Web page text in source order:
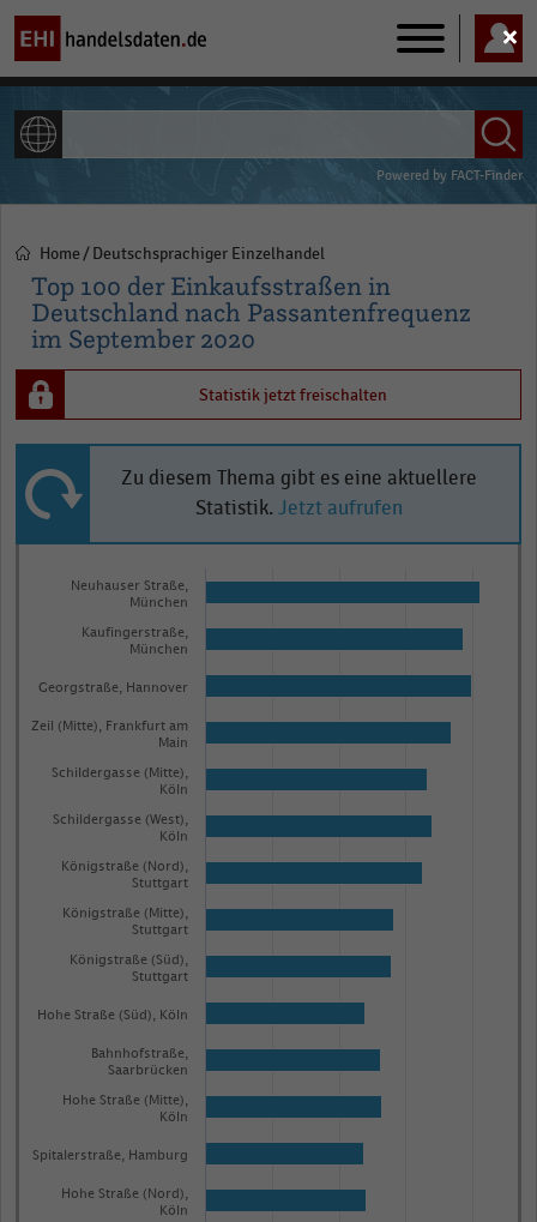
Main
navigation
Powered by FACT-Finder
Pfadnavigation
Home Deutschsprachiger Einzelhandel
Top 100 der Einkaufsstraßen in
Deutschland nach Passantenfrequenz
im September 2020
Statistik jetzt freischalten
Zu diesem Thema gibt es eine aktuellere
Statistik. Jetzt aufrufen
chart
has
categories.
Y
axis
graphic.Neuhauser Straße,
München
Schildergasse (Mitte),
Köln
Königstraße (Süd),
Stuttgart
Spitalerstraße, Hamburg
Kaufingerstraße,
München
Georgstraße, Hannover
Zeil (Mitte), Frankfurt am
Main
Schildergasse (West),
Köln
Königstraße (Nord),
Stuttgart
Königstraße (Mitte),
Stuttgart
Hohe Straße (Süd), Köln
Bahnhofstraße,
Saarbrücken
Hohe Straße (Mitte),
Köln
Hohe Straße (Nord),
Köln